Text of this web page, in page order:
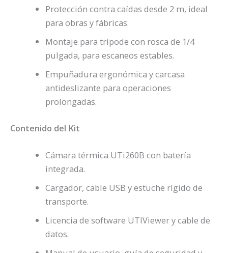
Protección contra caídas desde 2 m, ideal
para obras y fábricas.
Montaje para trípode con rosca de 1/4
pulgada, para escaneos estables.
Empuñadura ergonómica y carcasa
antideslizante para operaciones
prolongadas.
Contenido del Kit
Cámara térmica UTi260B con batería
integrada.
Cargador, cable USB y estuche rígido de
transporte.
Licencia de software UTIViewer y cable de
datos.